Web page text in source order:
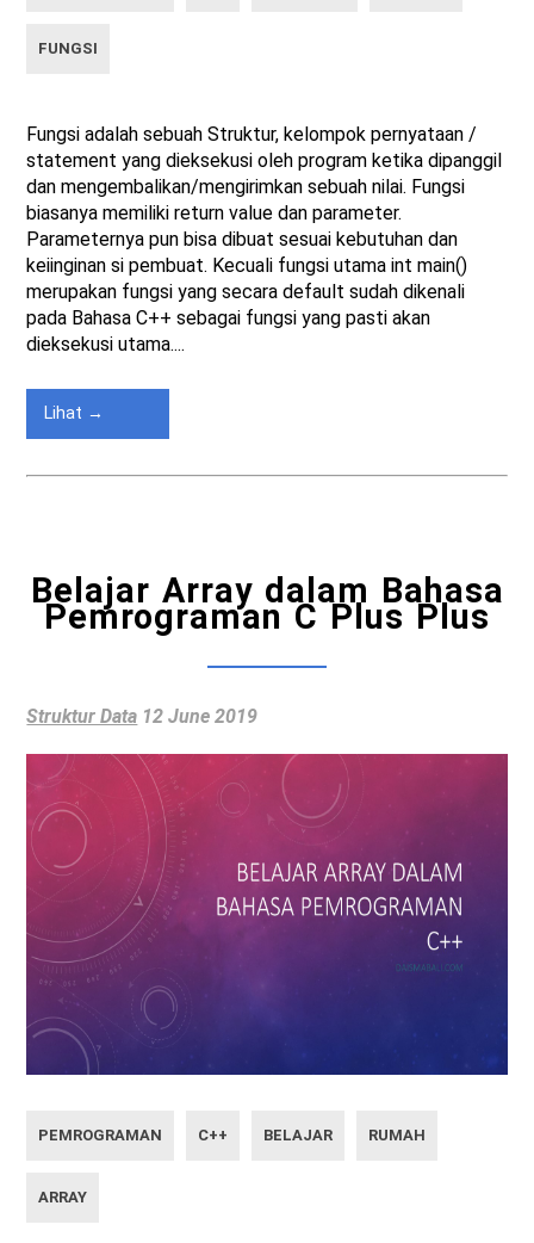
FUNGSI
Fungsi adalah sebuah Struktur, kelompok pernyataan /
statement yang dieksekusi oleh program ketika dipanggil
dan mengembalikan/mengirimkan sebuah nilai. Fungsi
biasanya memiliki return value dan parameter.
Parameternya pun bisa dibuat sesuai kebutuhan dan
keiinginan si pembuat. Kecuali fungsi utama int main()
merupakan fungsi yang secara default sudah dikenali
pada Bahasa C++ sebagai fungsi yang pasti akan
dieksekusi utama....
Lihat →
Belajar Array dalam Bahasa
Pemrograman C Plus Plus
Struktur Data 12 June 2019
PEMROGRAMAN C++ BELAJAR RUMAH
ARRAY